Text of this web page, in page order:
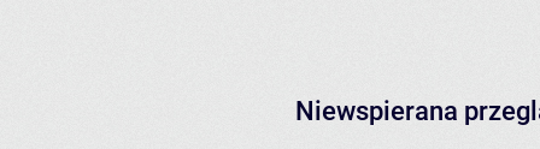
Niewspierana